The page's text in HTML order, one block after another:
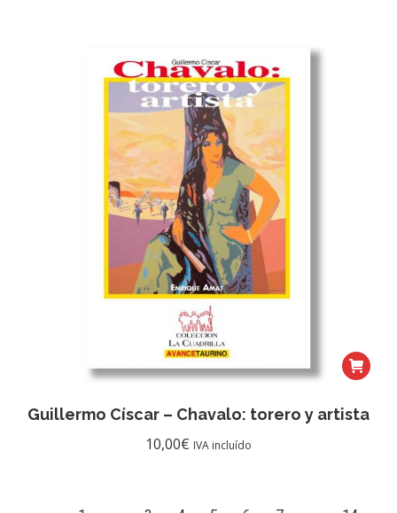
Guillermo Císcar – Chavalo: torero y artista
10,00€ IVA incluído